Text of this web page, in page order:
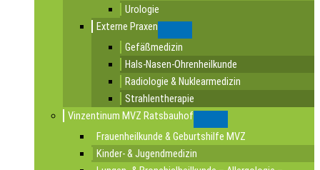
Urologie
Externe Praxen
Gefäßmedizin
Hals-Nasen-Ohrenheilkunde
Radiologie & Nuklearmedizin
Strahlentherapie
Vinzentinum MVZ Ratsbauhof
Frauenheilkunde & Geburtshilfe MVZ
Kinder- & Jugendmedizin